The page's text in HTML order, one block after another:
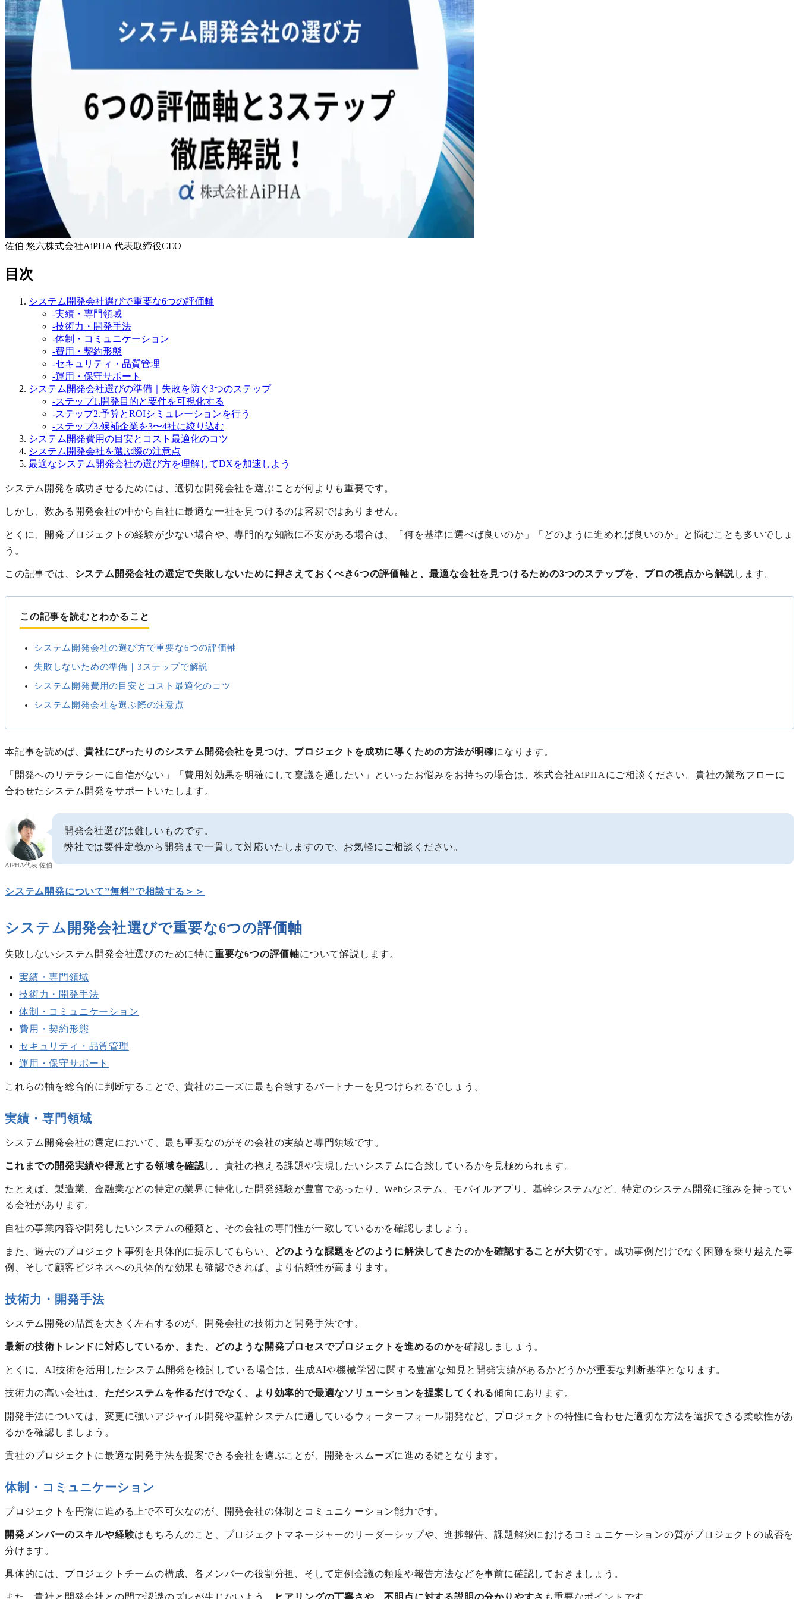
佐伯 悠六株式会社AiPHA 代表取締役CEO
目次
システム開発会社選びで重要な6つの評価軸
-実績・専門領域
-技術力・開発手法
-体制・コミュニケーション
-費用・契約形態
-セキュリティ・品質管理
-運用・保守サポート
システム開発会社選びの準備｜失敗を防ぐ3つのステップ
-ステップ1.開発目的と要件を可視化する
-ステップ2.予算とROIシミュレーションを行う
-ステップ3.候補企業を3〜4社に絞り込む
システム開発費用の目安とコスト最適化のコツ
システム開発会社を選ぶ際の注意点
最適なシステム開発会社の選び方を理解してDXを加速しよう
システム開発を成功させるためには、適切な開発会社を選ぶことが何よりも重要です。
しかし、数ある開発会社の中から自社に最適な一社を見つけるのは容易ではありません。
とくに、開発プロジェクトの経験が少ない場合や、専門的な知識に不安がある場合は、「何を基準に選べば良いのか」「どのように進めれば良いのか」と悩むことも多いでしょ
う。
この記事では、 システム開発会社の選定で失敗しないために押さえておくべき6つの評価軸と、最適な会社を見つけるための3つのステップを、プロの視点から解説します。
この記事を読むとわかること
システム開発会社の選び方で重要な6つの評価軸
失敗しないための準備｜3ステップで解説
システム開発費用の目安とコスト最適化のコツ
システム開発会社を選ぶ際の注意点
本記事を読めば、貴社にぴったりのシステム開発会社を見つけ、プロジェクトを成功に導くための方法が明確になります。
「開発へのリテラシーに自信がない」「費用対効果を明確にして稟議を通したい」といったお悩みをお持ちの場合は、株式会社AiPHAにご相談ください。貴社の業務フローに
合わせたシステム開発をサポートいたします。
AiPHA代表 佐伯
開発会社選びは難しいものです。
弊社では要件定義から開発まで一貫して対応いたしますので、お気軽にご相談ください。
システム開発について”無料”で相談する＞＞
システム開発会社選びで重要な6つの評価軸
失敗しないシステム開発会社選びのために特に重要な6つの評価軸について解説します。
実績・専門領域
技術力・開発手法
体制・コミュニケーション
費用・契約形態
セキュリティ・品質管理
運用・保守サポート
これらの軸を総合的に判断することで、貴社のニーズに最も合致するパートナーを見つけられるでしょう。
実績・専門領域
システム開発会社の選定において、最も重要なのがその会社の実績と専門領域です。
これまでの開発実績や得意とする領域を確認 し、貴社の抱える課題や実現したいシステムに合致しているかを見極められます。
たとえば、製造業、金融業などの特定の業界に特化した開発経験が豊富であったり、Webシステム、モバイルアプリ、基幹システムなど、特定のシステム開発に強みを持ってい
る会社があります。
自社の事業内容や開発したいシステムの種類と、その会社の専門性が一致しているかを確認しましょう。
また、過去のプロジェクト事例を具体的に提示してもらい、 どのような課題をどのように解決してきたのかを確認することが大切 です。成功事例だけでなく困難を乗り越えた事
例、そして顧客ビジネスへの具体的な効果も確認できれば、より信頼性が高まります。
技術力・開発手法
システム開発の品質を大きく左右するのが、開発会社の技術力と開発手法です。
最新の技術トレンドに対応しているか、また、どのような開発プロセスでプロジェクトを進めるのかを確認しましょう。
とくに、AI技術を活用したシステム開発を検討している場合は、生成AIや機械学習に関する豊富な知見と開発実績があるかどうかが重要な判断基準となります。
技術力の高い会社は、 ただシステムを作るだけでなく、より効率的で最適なソリューションを提案してくれる傾向にあります。
開発手法については、変更に強いアジャイル開発や基幹システムに適しているウォーターフォール開発など、プロジェクトの特性に合わせた適切な方法を選択できる柔軟性があ
るかを確認しましょう。
貴社のプロジェクトに最適な開発手法を提案できる会社を選ぶことが、開発をスムーズに進める鍵となります。
体制・コミュニケーション
プロジェクトを円滑に進める上で不可欠なのが、開発会社の体制とコミュニケーション能力です。
開発メンバーのスキルや経験はもちろんのこと、プロジェクトマネージャーのリーダーシップや、進捗報告、課題解決におけるコミュニケーションの質がプロジェクトの成否を
分けます。
具体的には、プロジェクトチームの構成、各メンバーの役割分担、そして定例会議の頻度や報告方法などを事前に確認しておきましょう。
また、貴社と開発会社との間で認識のズレが生じないよう、 ヒアリングの丁寧さや、不明点に対する説明の分かりやすさ も重要なポイントです。